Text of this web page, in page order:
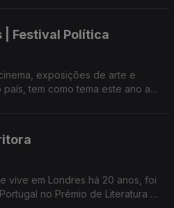
| Festival Política
exposições de arte e
tem como tema este ano a
vive em Londres há 20 anos, foi
no Prémio de Literatura da